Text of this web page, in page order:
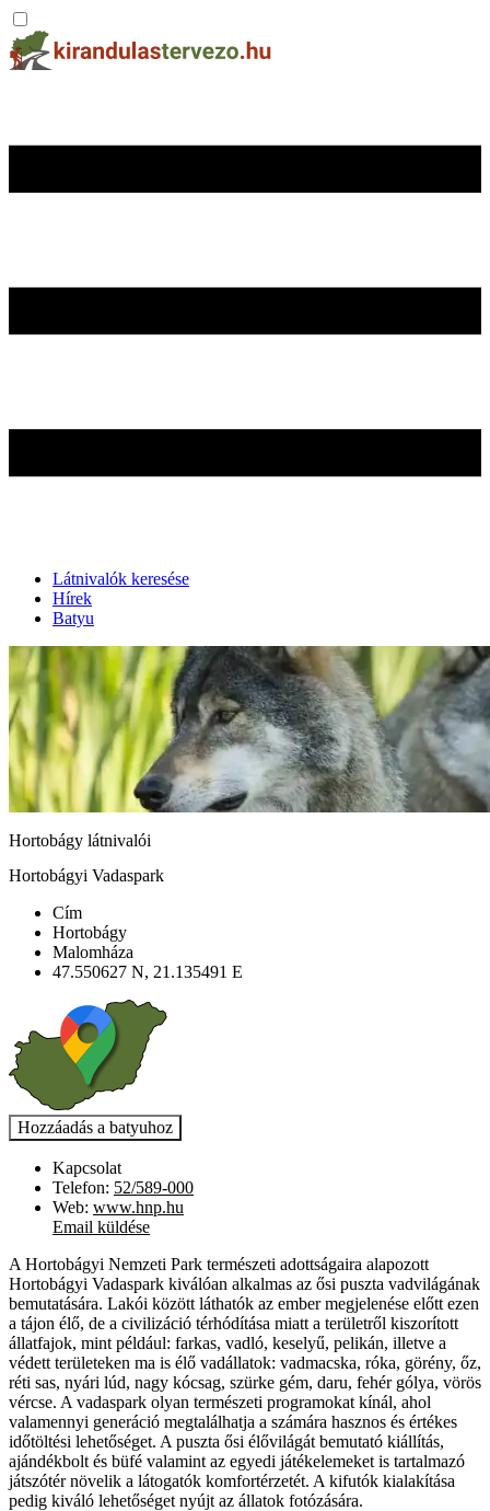
Látnivalók keresése
Hírek
Batyu
Hortobágy látnivalói
Hortobágyi Vadaspark
Cím
Hortobágy
Malomháza
47.550627 N, 21.135491 E
Kapcsolat
Telefon: 52/589-000
Web: www.hnp.hu
Email küldése
A Hortobágyi Nemzeti Park természeti adottságaira alapozott
Hortobágyi Vadaspark kiválóan alkalmas az ősi puszta vadvilágának
bemutatására. Lakói között láthatók az ember megjelenése előtt ezen
a tájon élő, de a civilizáció térhódítása miatt a területről kiszorított
állatfajok, mint például: farkas, vadló, keselyű, pelikán, illetve a
védett területeken ma is élő vadállatok: vadmacska, róka, görény, őz,
réti sas, nyári lúd, nagy kócsag, szürke gém, daru, fehér gólya, vörös
vércse. A vadaspark olyan természeti programokat kínál, ahol
valamennyi generáció megtalálhatja a számára hasznos és értékes
időtöltési lehetőséget. A puszta ősi élővilágát bemutató kiállítás,
ajándékbolt és büfé valamint az egyedi játékelemeket is tartalmazó
játszótér növelik a látogatók komfortérzetét. A kifutók kialakítása
pedig kiváló lehetőséget nyújt az állatok fotózására.